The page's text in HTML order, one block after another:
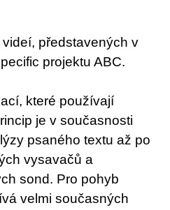
představených v
projektu ABC.
které používají
je v současnosti
psaného textu až po
vysavačů a
sond. Pro pohyb
velmi současných